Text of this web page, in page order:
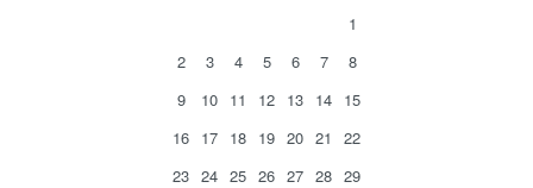
1
2
3 4 5 6 7
8
9
10 11 12 13 14 15
16 17 18 19 20 21
22
23 24 25 26 27 28 29